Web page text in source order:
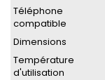
Téléphone
compatible
Dimensions
Température
d'utilisation